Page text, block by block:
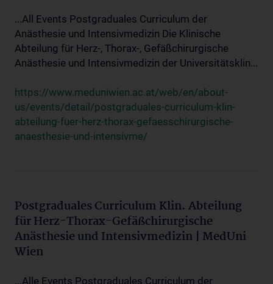
...All Events Postgraduales Curriculum der
Anästhesie und Intensivmedizin Die Klinische
Abteilung für Herz-, Thorax-, Gefäßchirurgische
Anästhesie und Intensivmedizin der Universitätsklin...
https://www.meduniwien.ac.at/web/en/about-
us/events/detail/postgraduales-curriculum-klin-
abteilung-fuer-herz-thorax-gefaesschirurgische-
anaesthesie-und-intensivme/
Postgraduales Curriculum Klin. Abteilung
für Herz-Thorax-Gefäßchirurgische
Anästhesie und Intensivmedizin | MedUni
Wien
...Alle Events Postgraduales Curriculum der